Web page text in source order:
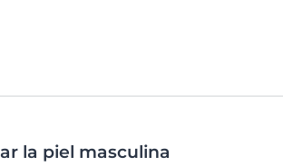
la piel masculina